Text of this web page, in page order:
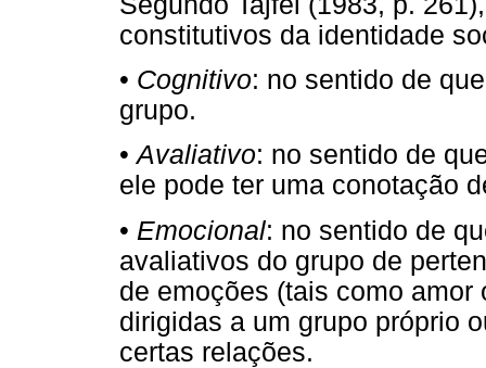
constitutivos da identidade
• Cognitivo: no sentido de
grupo.
•Avaliativo: no sentido de
ele pode ter uma conotação
• Emocional: no sentido de
avaliativos do grupo de
de emoções (tais como
dirigidas a um grupo próprio
certas relações.